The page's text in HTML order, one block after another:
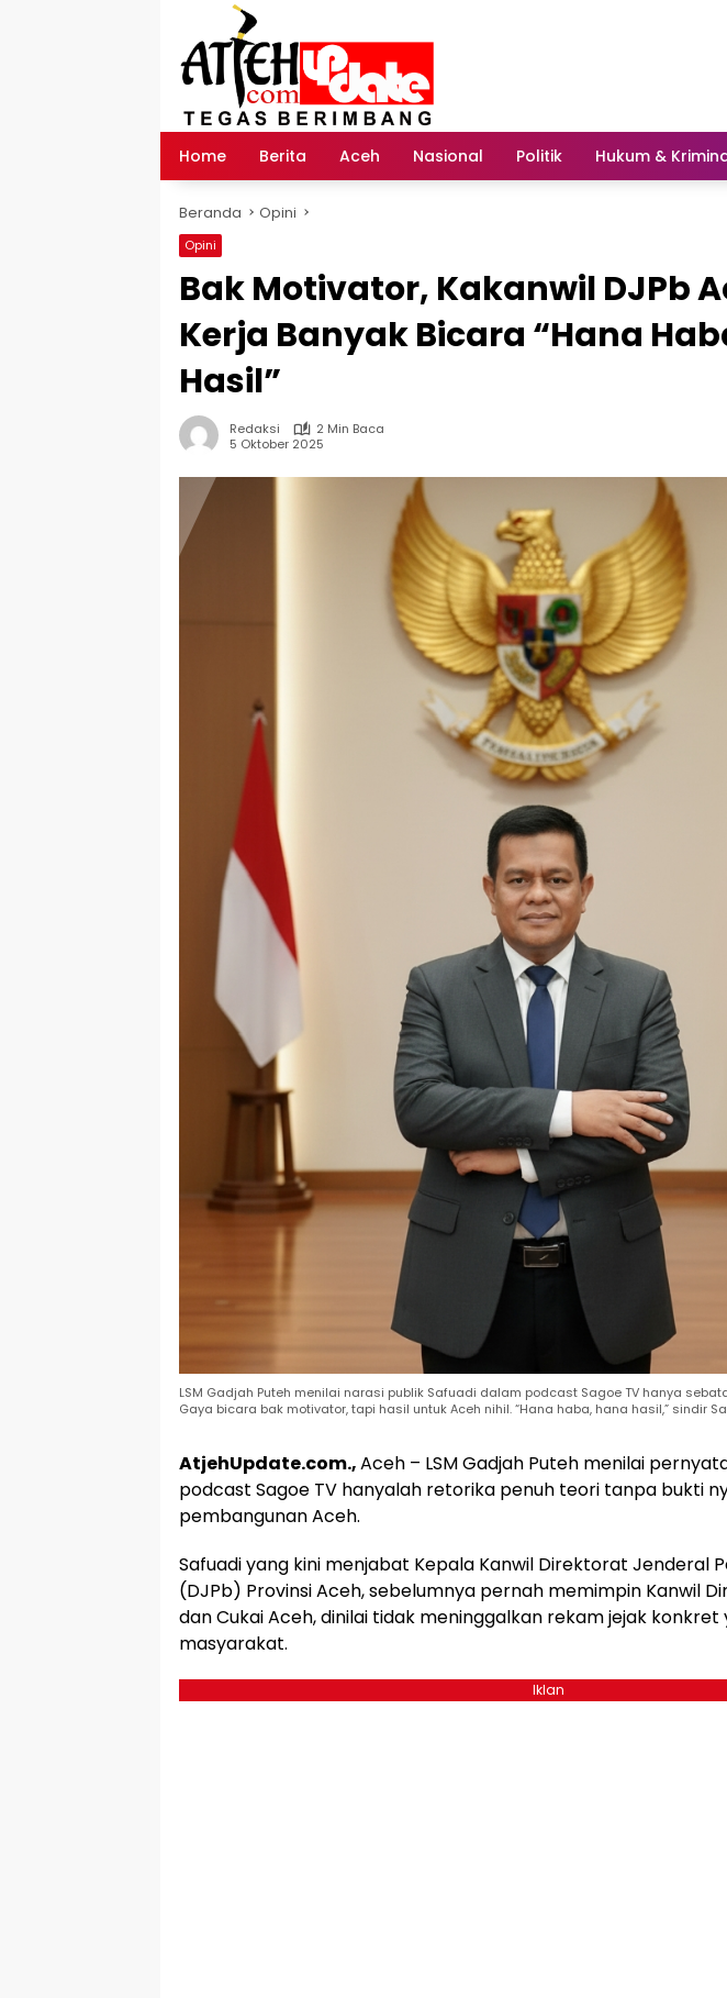
Home Berita Aceh Nasional Politik Hukum &
Beranda Opini
Opini
Bak Motivator, Kakanwil DJPb
Kerja Banyak Bicara “Hana
Hasil”
Redaksi
2 Min Baca
5 Oktober 2025
LSM Gadjah Puteh menilai narasi publik Safuadi dalam podcast Sagoe TV hanya
Gaya bicara bak motivator, tapi hasil untuk Aceh nihil. “Hana haba, hana hasil,” sindir
AtjehUpdate.com.,Aceh – LSM Gadjah Puteh menilai
podcast Sagoe TV hanyalah retorika penuh teori tanpa bukti
pembangunan Aceh.
Safuadi yang kini menjabat Kepala Kanwil Direktorat Jenderal
(DJPb) Provinsi Aceh, sebelumnya pernah memimpin Kanwil
dan Cukai Aceh, dinilai tidak meninggalkan rekam jejak konkret
masyarakat.
Iklan